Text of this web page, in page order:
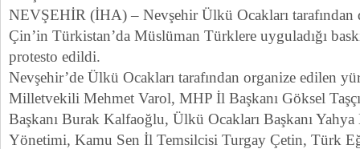
NEVŞEHİR (İHA) – Nevşehir Ülkü Ocakları tarafından
Çin’in Türkistan’da Müslüman Türklere uyguladığı
protesto edildi.
Nevşehir’de Ülkü Ocakları tarafından organize edilen
Milletvekili Mehmet Varol, MHP İl Başkanı Göksel
Başkanı Burak Kalfaoğlu, Ülkü Ocakları Başkanı
Yönetimi, Kamu Sen İl Temsilcisi Turgay Çetin, Türk